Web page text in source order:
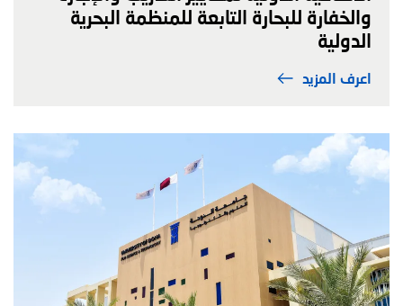
والخفارة للبحارة التابعة للمنظمة البحرية
الدولية
اعرف المزيد